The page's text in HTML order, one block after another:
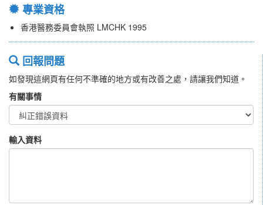
專業資格
香港醫務委員會執照 LMCHK 1995
回報問題
如發現這網頁有任何不準確的地方或有改善之處，請讓我們知道。
有關事情
輸入資料